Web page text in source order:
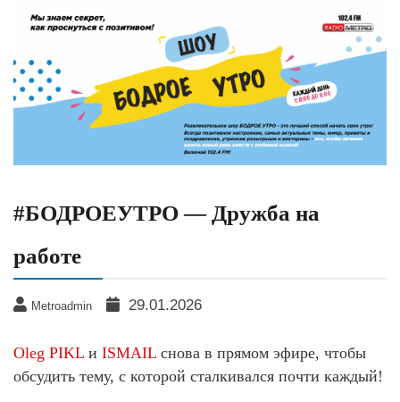
#БОДРОЕУТРО — Дружба на
работе
Metroadmin 29.01.2026
Oleg PIKL и ISMAIL снова в прямом эфире, чтобы
обсудить тему, с которой сталкивался почти каждый!